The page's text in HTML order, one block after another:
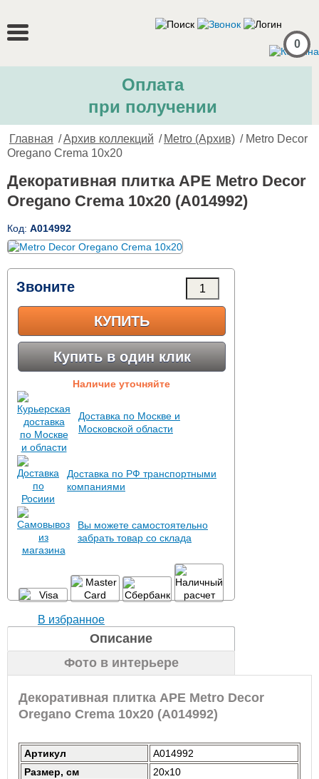
0
Оплата
при получении
Главная /Архив коллекций / Metro (Архив) / Metro Decor
Oregano Crema 10x20
Декоративная плитка APE Metro Decor
Oregano Crema 10x20 (A014992)
Код: A014992
Звоните
КУПИТЬ
Купить в один клик
Наличие уточняйте
Доставка по Москве и
Московской области
Доставка по РФ транспортными
компаниями
Вы можете самостоятельно
забрать товар со склада
В избранное
Описание
Фото в интерьере
Декоративная плитка APE Metro Decor
Oregano Crema 10x20 (A014992)
Артикул
A014992
Размер, см
20x10